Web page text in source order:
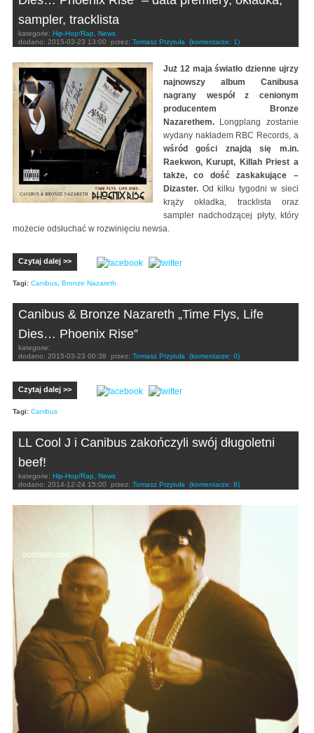
sampler, tracklista
kategorie: Hip-Hop/Rap
News
dodano: 2015-03-23 13:00 przez: Tomasz Przytuła (komentarze: 1)
Już 12 maja światło dzienne ujrzy
najnowszy album Canibusa
nagrany wespół z cenionym
producentem Bronze
Nazarethem. Longplang zostanie
wydany nakładem RBC Records, a
wśród gości znajdą się m.in.
Raekwon, Kurupt, Killah Priest a
także, co dość zaskakujące –
Dizaster. Od kilku tygodni w sieci
krąży okładka, tracklista oraz
sampler nadchodzącej płyty, który
możecie odsłuchać w rozwinięciu newsa.
Czytaj dalej >>
Tagi: Canibus Bronze Nazareth
Canibus & Bronze Nazareth „Time Flys, Life
Dies… Phoenix Rise”
kategorie:
dodano: 2015-03-23 00:38 przez: Tomasz Przytuła (komentarze: 0)
Czytaj dalej >>
Tagi: Canibus
LL Cool J i Canibus zakończyli swój długoletni
beef!
kategorie: Hip-Hop/Rap
News
dodano: 2014-12-24 15:00 przez: Tomasz Przytuła (komentarze: 8)